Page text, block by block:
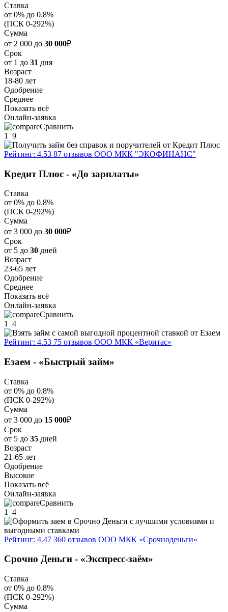
Ставка
от 0% до 0.8%
(ПСК 0-292%)
Сумма
от 2 000 до 30 000₽
Срок
от 1 до 31 дня
Возраст
18-80 лет
Одобрение
Среднее
Показать всё
Онлайн-заявка
Сравнить
1
9
Рейтинг: 4.53 87 отзывов ООО МКК "ЭКОФИНАНС"
Кредит Плюс - «До зарплаты»
Ставка
от 0% до 0.8%
(ПСК 0-292%)
Сумма
от 3 000 до 30 000₽
Срок
от 5 до 30 дней
Возраст
23-65 лет
Одобрение
Среднее
Показать всё
Онлайн-заявка
Сравнить
1
4
Рейтинг: 4.53 75 отзывов ООО МКК «Веритас»
Езаем - «Быстрый займ»
Ставка
от 0% до 0.8%
(ПСК 0-292%)
Сумма
от 3 000 до 15 000₽
Срок
от 5 до 35 дней
Возраст
21-65 лет
Одобрение
Высокое
Показать всё
Онлайн-заявка
Сравнить
1
4
Рейтинг: 4.47 360 отзывов ООО МКК «Срочноденьги»
Срочно Деньги - «Экспресс-заём»
Ставка
от 0% до 0.8%
(ПСК 0-292%)
Сумма